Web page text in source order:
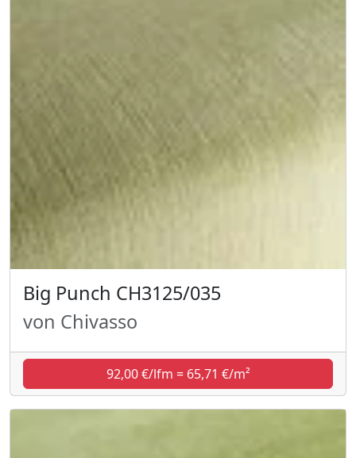
Big Punch CH3125/035
von Chivasso
92,00 €/lfm = 65,71 €/m²